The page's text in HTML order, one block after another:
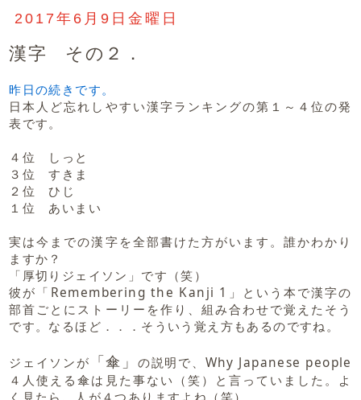
2017年6月9日金曜日
漢字 その２．
昨日の続きです。
日本人ど忘れしやすい漢字ランキングの第１～４位の発
表です。
４位 しっと
３位 すきま
２位 ひじ
１位 あいまい
実は今までの漢字を全部書けた方がいます。誰かわかり
ますか？
「厚切りジェイソン」です（笑）
彼が「Remembering the Kanji 1」という本で漢字の
部首ごとにストーリーを作り、組み合わせで覚えたそう
です。なるほど．．．そういう覚え方もあるのですね。
ジェイソンが 「傘」 の説明で、Why Japanese people
４人使える傘は見た事ない（笑）と言っていました。よ